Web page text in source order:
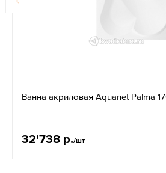
Ванна акриловая Aquanet Palma
32'738 р./шт